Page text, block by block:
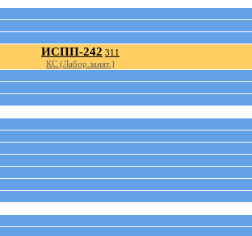
ИСПП-242 311
КС (Лабор.занят.)